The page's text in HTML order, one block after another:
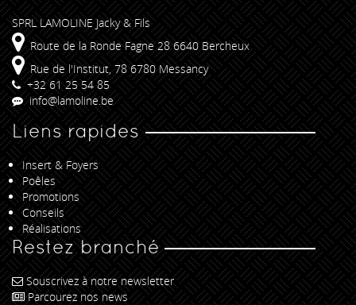
SPRL LAMOLINE Jacky & Fils
Route de la Ronde Fagne 28 6640 Bercheux
Rue de l'Institut, 78 6780 Messancy
+32 61 25 54 85
info@lamoline.be
Liens rapides
Insert & Foyers
Poêles
Promotions
Conseils
Réalisations
Restez branché
Souscrivez à notre newsletter
Parcourez nos news